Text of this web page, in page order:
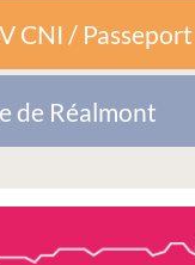
CNI / Passeport
de Réalmont